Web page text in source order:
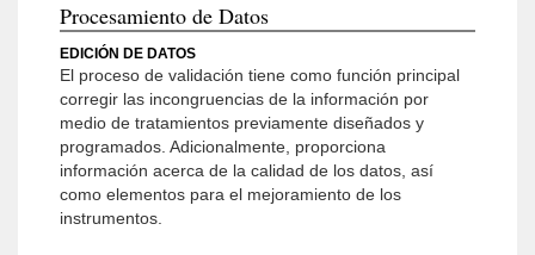
Procesamiento de Datos
EDICIÓN DE DATOS
El proceso de validación tiene como función principal
corregir las incongruencias de la información por
medio de tratamientos previamente diseñados y
programados. Adicionalmente, proporciona
información acerca de la calidad de los datos, así
como elementos para el mejoramiento de los
instrumentos.